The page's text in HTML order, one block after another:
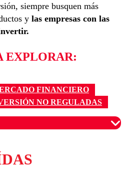
siempre busquen más
y las empresas con las
EXPLORAR:
FINANCIERO
NO REGULADAS
para garantizar un
respetuoso.